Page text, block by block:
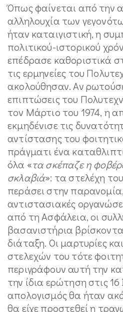
Όπως φαίνεται από την
αλληλουχία των
ήταν καταιγιστική, η
πολιτικού-ιστορικού
επέδρασε καθοριστικά
τις ερμηνείες του
ακολούθησαν. Αν
επιπτώσεις του
τον Μάρτιο του 1974, η
εκμηδένισε τις
αντίστασης του
πράγματι ένα
όλα «τα σκέπαζε η
σκλαβιά»: τα στελέχη
περάσει στην
αντιστασιακές
από τη Ασφάλεια, οι
βασανιστήρια
διάταξη. Οι μαρτυρίες
στελεχών του τότε
περιγράφουν αυτή την
την ίδια ερώτηση στις 16
απολογισμός θα ήταν
θα είχε προστεθεί η